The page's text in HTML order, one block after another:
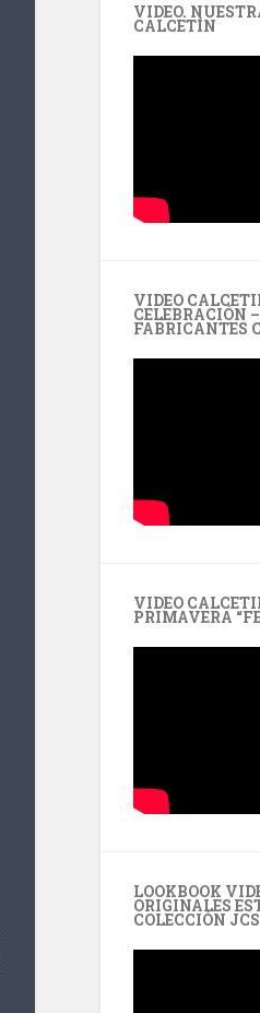
VIDEO.
CALCETÍN
VIDEO
CELEBRACIÓN
FABRICANTES
VIDEO
PRIMAVERA
LOOKBOOK
ORIGINALES
COLECCIÓN